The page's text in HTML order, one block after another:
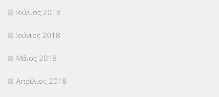
Ιούλιος 2018
Ιούνιος 2018
Μάιος 2018
Απρίλιος 2018